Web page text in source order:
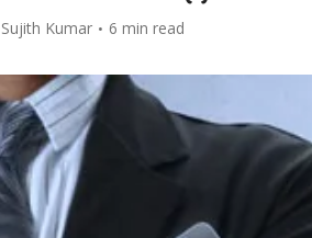
Sujith Kumar 6 min read